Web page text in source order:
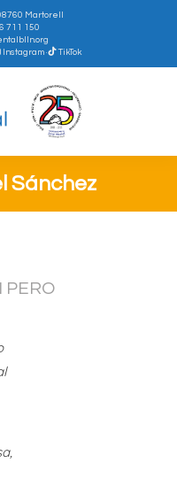
Martorell
711 150
Instagram· TikTok
Sánchez
PERO